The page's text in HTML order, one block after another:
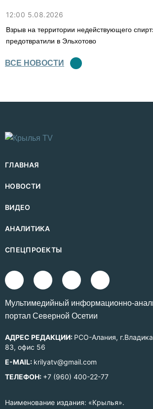
12:00 5.08.2026
Взрыв на территории недействующего
предотвратили в Эльхотово
ВСЕ НОВОСТИ
Наименование издания: «Крылья».
ГЛАВНАЯ
НОВОСТИ
ВИДЕО
АНАЛИТИКА
СПЕЦПРОЕКТЫ
Mультимедийный информационно-
портал Северной Осетии
АДРЕС РЕДАКЦИИ: РСО-Алания,
83, офис 56
E-MAIL: krilyatv@gmail.com
ТЕЛЕФОН: +7 (960) 400-22-77